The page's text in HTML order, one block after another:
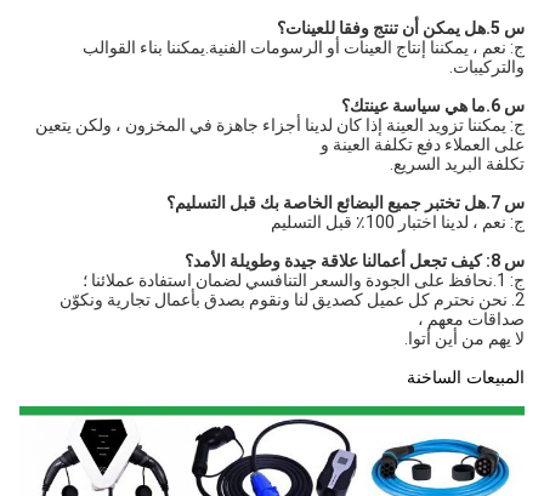
س 5.هل يمكن أن تنتج وفقا للعينات؟
ج: نعم ، يمكننا إنتاج العينات أو الرسومات الفنية.يمكننا بناء القوالب
والتركيبات.
س 6.ما هي سياسة عينتك؟
ج: يمكننا تزويد العينة إذا كان لدينا أجزاء جاهزة في المخزون ، ولكن يتعين
على العملاء دفع تكلفة العينة و
تكلفة البريد السريع.
س 7.هل تختبر جميع البضائع الخاصة بك قبل التسليم؟
ج: نعم ، لدينا اختبار 100٪ قبل التسليم
س 8: كيف تجعل أعمالنا علاقة جيدة وطويلة الأمد؟
ج: 1.نحافظ على الجودة والسعر التنافسي لضمان استفادة عملائنا ؛
2. نحن نحترم كل عميل كصديق لنا ونقوم بصدق بأعمال تجارية ونكوّن
صداقات معهم ،
لا يهم من أين أتوا.
المبيعات الساخنة